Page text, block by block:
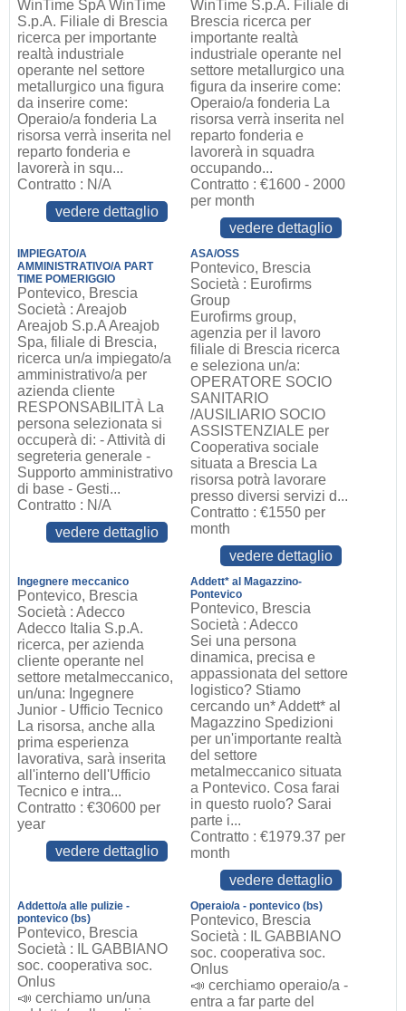
WinTime SpA WinTime
S.p.A. Filiale di Brescia
ricerca per importante
realtà industriale
operante nel settore
metallurgico una figura
da inserire come:
Operaio/a fonderia La
risorsa verrà inserita nel
reparto fonderia e
lavorerà in squ...
Contratto : N/A
vedere dettaglio
WinTime S.p.A. Filiale di
Brescia ricerca per
importante realtà
industriale operante nel
settore metallurgico una
figura da inserire come:
Operaio/a fonderia La
risorsa verrà inserita nel
reparto fonderia e
lavorerà in squadra
occupando...
Contratto : €1600 - 2000
per month
vedere dettaglio
IMPIEGATO/A
AMMINISTRATIVO/A PART
TIME POMERIGGIO
Pontevico, Brescia
Società : Areajob
Areajob S.p.A Areajob
Spa, filiale di Brescia,
ricerca un/a impiegato/a
amministrativo/a per
azienda cliente
RESPONSABILITÀ La
persona selezionata si
occuperà di: - Attività di
segreteria generale -
Supporto amministrativo
di base - Gesti...
Contratto : N/A
vedere dettaglio
ASA/OSS
Pontevico, Brescia
Società : Eurofirms
Group
Eurofirms group,
agenzia per il lavoro
filiale di Brescia ricerca
e seleziona un/a:
OPERATORE SOCIO
SANITARIO
/AUSILIARIO SOCIO
ASSISTENZIALE per
Cooperativa sociale
situata a Brescia La
risorsa potrà lavorare
presso diversi servizi d...
Contratto : €1550 per
month
vedere dettaglio
Ingegnere meccanico
Pontevico, Brescia
Società : Adecco
Adecco Italia S.p.A.
ricerca, per azienda
cliente operante nel
settore metalmeccanico,
un/una: Ingegnere
Junior - Ufficio Tecnico
La risorsa, anche alla
prima esperienza
lavorativa, sarà inserita
all'interno dell'Ufficio
Tecnico e intra...
Contratto : €30600 per
year
vedere dettaglio
Addett* al Magazzino-
Pontevico
Pontevico, Brescia
Società : Adecco
Sei una persona
dinamica, precisa e
appassionata del settore
logistico? Stiamo
cercando un* Addett* al
Magazzino Spedizioni
per un'importante realtà
del settore
metalmeccanico situata
a Pontevico. Cosa farai
in questo ruolo? Sarai
parte i...
Contratto : €1979.37 per
month
vedere dettaglio
Addetto/a alle pulizie -
pontevico (bs)
Pontevico, Brescia
Società : IL GABBIANO
soc. cooperativa soc.
Onlus
📣 cerchiamo un/una
Operaio/a - pontevico (bs)
Pontevico, Brescia
Società : IL GABBIANO
soc. cooperativa soc.
Onlus
📣 cerchiamo operaio/a -
entra a far parte del